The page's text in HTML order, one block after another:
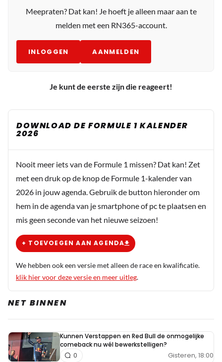
Meepraten? Dat kan! Je hoeft je alleen maar aan te
melden met een RN365-account.
INLOGGEN AANMELDEN
Je kunt de eerste zijn die reageert!
DOWNLOAD DE FORMULE 1 KALENDER
2026
Nooit meer iets van de Formule 1 missen? Dat kan! Zet
met een druk op de knop de Formule 1-kalender van
2026 in jouw agenda. Gebruik de button hieronder om
hem in de agenda van je smartphone of pc te plaatsen en
mis geen seconde van het nieuwe seizoen!
+ TOEVOEGEN AAN AGENDA
We hebben ook een versie met alleen de race en kwalificatie.
klik hier voor deze versie en meer uitleg.
NET BINNEN
Kunnen Verstappen en Red Bull de onmogelijke
comeback nu wél bewerkstelligen?
Gisteren, 18:00
0